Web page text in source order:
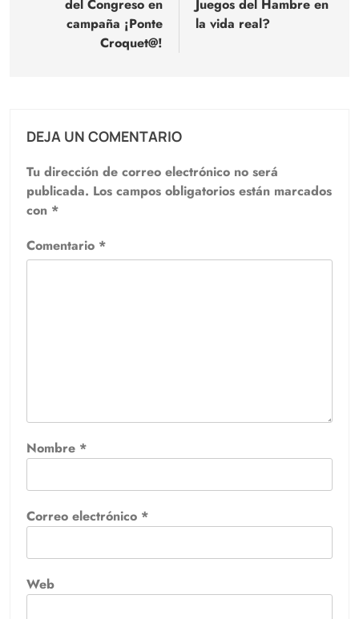
del Congreso en
campaña ¡Ponte
Croquet@!
Juegos del Hambre en
la vida real?
DEJA UN COMENTARIO
Tu dirección de correo electrónico no será
publicada. Los campos obligatorios están marcados
con *
Comentario *
Nombre *
Correo electrónico *
Web